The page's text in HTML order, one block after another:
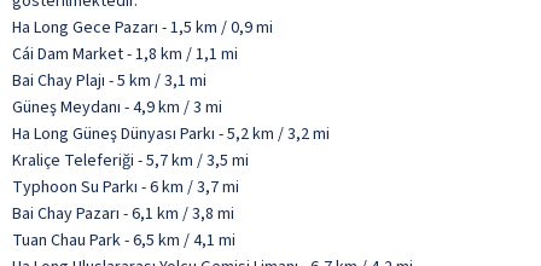
Ha Long Gece Pazarı - 1,5 km / 0,9 mi
Cái Dam Market - 1,8 km / 1,1 mi
Bai Chay Plajı - 5 km / 3,1 mi
Güneş Meydanı - 4,9 km / 3 mi
Ha Long Güneş Dünyası Parkı - 5,2 km / 3,2 mi
Kraliçe Teleferiği - 5,7 km / 3,5 mi
Typhoon Su Parkı - 6 km / 3,7 mi
Bai Chay Pazarı - 6,1 km / 3,8 mi
Tuan Chau Park - 6,5 km / 4,1 mi